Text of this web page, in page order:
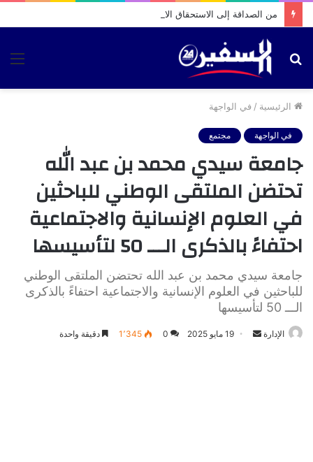
بحث
الرئيسية / في الواجهة
في الواجهة مجتمع
جامعة سيدي محمد بن عبد الله
تحتضن الملتقى الوطني للباحثين
في العلوم الإنسانية والاجتماعية
احتفاءً بالذكرى الـــ 50 لتأسيسها
جامعة سيدي محمد بن عبد الله تحتضن الملتقى الوطني
للباحثين في العلوم الإنسانية والاجتماعية احتفاءً بالذكرى
الـــ 50 لتأسيسها
الإدارة
أرسل 19 مايو 2025 0 1٬345 دقيقة واحدة